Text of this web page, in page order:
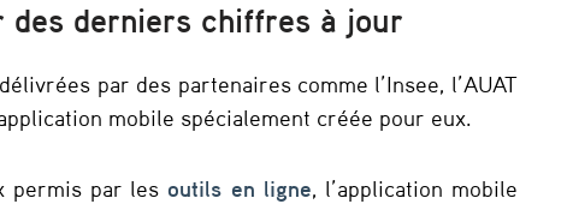
derniers chiffres à jour
par des partenaires comme l’Insee, l’AUAT
mobile spécialement créée pour eux.
permis par les outils en ligne, l’application mobile